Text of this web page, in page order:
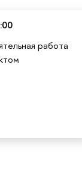
работа